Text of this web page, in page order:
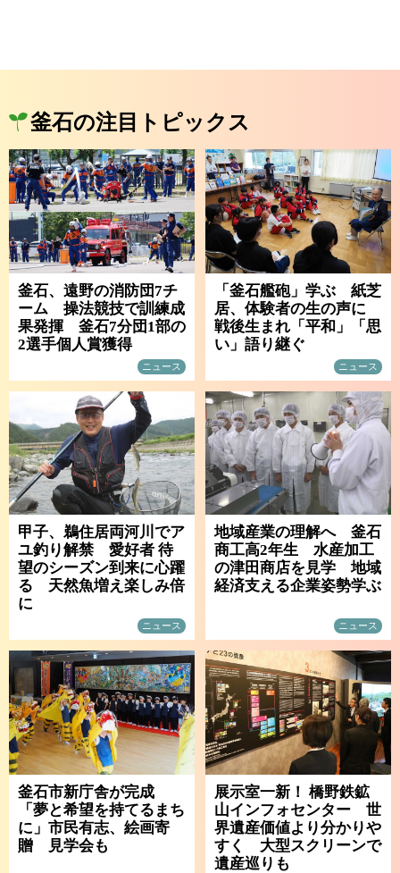
釜石の注目トピックス
釜石、遠野の消防団7チ
ーム 操法競技で訓練成
果発揮 釜石7分団1部の
2選手個人賞獲得
ニュース
「釜石艦砲」学ぶ 紙芝
居、体験者の生の声に
戦後生まれ「平和」「思
い」語り継ぐ
ニュース
甲子、鵜住居両河川でア
ユ釣り解禁 愛好者 待
望のシーズン到来に心躍
る 天然魚増え楽しみ倍
に
ニュース
地域産業の理解へ 釜石
商工高2年生 水産加工
の津田商店を見学 地域
経済支える企業姿勢学ぶ
ニュース
釜石市新庁舎が完成
「夢と希望を持てるまち
に」市民有志、絵画寄
贈 見学会も
展示室一新！ 橋野鉄鉱
山インフォセンター 世
界遺産価値より分かりや
すく 大型スクリーンで
遺産巡りも